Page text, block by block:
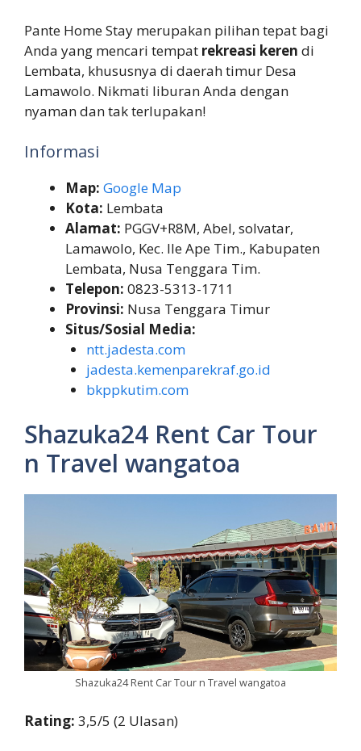
Pante Home Stay merupakan pilihan tepat bagi
Anda yang mencari tempat rekreasi keren di
Lembata, khususnya di daerah timur Desa
Lamawolo. Nikmati liburan Anda dengan
nyaman dan tak terlupakan!
Informasi
Map: Google Map
Kota: Lembata
Alamat: PGGV+R8M, Abel, solvatar,
Lamawolo, Kec. Ile Ape Tim., Kabupaten
Lembata, Nusa Tenggara Tim.
Telepon: 0823-5313-1711
Provinsi: Nusa Tenggara Timur
Situs/Sosial Media:
ntt.jadesta.com
jadesta.kemenparekraf.go.id
bkppkutim.com
Shazuka24 Rent Car Tour
n Travel wangatoa
Shazuka24 Rent Car Tour n Travel wangatoa
Rating: 3,5/5 (2 Ulasan)